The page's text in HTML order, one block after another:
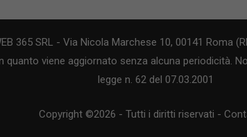
365 SRL - Via Nicola Marchese 10, 00141 Roma
viene aggiornato senza alcuna periodicità.
legge n. 62 del 07.03.2001
Copyright ©2026 - Tutti i diritti riservati -